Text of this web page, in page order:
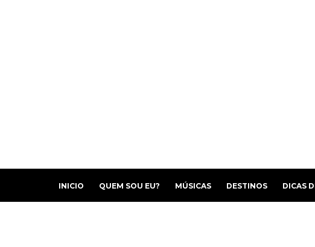
INICIO QUEM SOU EU? MÚSICAS DESTINOS DICAS